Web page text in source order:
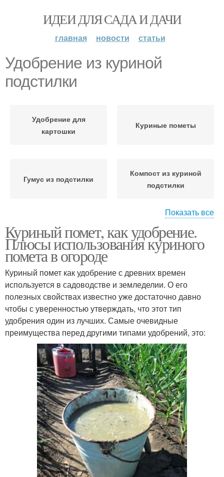
ИДЕИ ДЛЯ САДА И ДАЧИ
главная новости статьи
Удобрение из куриной
подстилки
Удобрение для
картошки
Куриные пометы
Гумус из подстилки
Компост из куриной
подстилки
Мульча из куриной
подстилки
Куриный помёт
Помёт для удобрения
Показать все
Куриный помет, как удобрение.
Плюсы использования куриного
помета в огороде
Куриный помет как удобрение с древних времен
используется в садоводстве и земледелии. О его
полезных свойствах известно уже достаточно давно
чтобы с уверенностью утверждать, что этот тип
удобрения один из лучших. Самые очевидные
преимущества перед другими типами удобрений, это: